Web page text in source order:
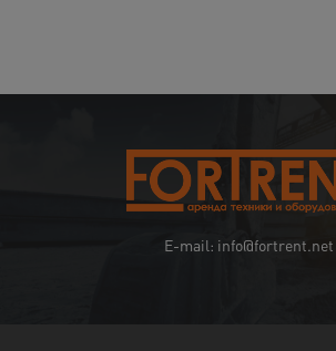
E-mail: info@fortrent.net